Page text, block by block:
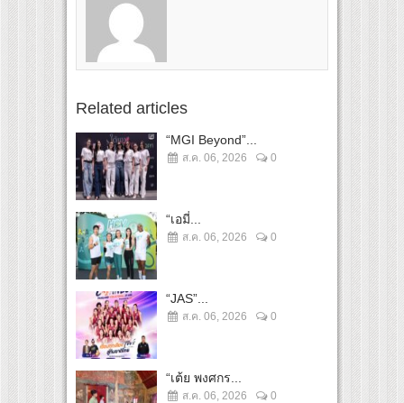
Related articles
“MGI Beyond”...
ส.ค. 06, 2026 0
“เอมี่...
ส.ค. 06, 2026 0
“JAS”...
ส.ค. 06, 2026 0
“เต้ย พงศกร...
ส.ค. 06, 2026 0